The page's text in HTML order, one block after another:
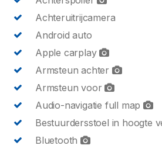
Achteruitrijcamera
Android auto
Apple carplay
Armsteun achter
Armsteun voor
Audio-navigatie full map
Bestuurdersstoel in hoogte
Bluetooth